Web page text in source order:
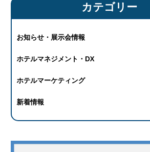
カテゴリー
お知らせ・展示会情報
ホテルマネジメント・DX
ホテルマーケティング
新着情報